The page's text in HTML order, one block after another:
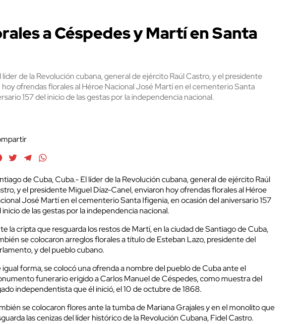
a Céspedes y Martí en Santa
de la Revolución cubana, general de ejército Raúl Castro, y el presidente
ofrendas florales al Héroe Nacional José Martí en el cementerio Santa
157 del inicio de las gestas por la independencia nacional.
FacebookTwitterTelegram
de Cuba, Cuba.- El líder de la Revolución cubana, general de ejército Raúl
y el presidente Miguel Díaz-Canel, enviaron hoy ofrendas florales al Héroe
José Martí en el cementerio Santa Ifigenia, en ocasión del aniversario 157
inicio de las gestas por la independencia nacional.
la cripta que resguarda los restos de Martí, en la ciudad de Santiago de Cuba,
se colocaron arreglos florales a título de Esteban Lazo, presidente del
y del pueblo cubano.
igual forma, se colocó una ofrenda a nombre del pueblo de Cuba ante el
funerario erigido a Carlos Manuel de Céspedes, como muestra del
independentista que él inició, el 10 de octubre de 1868.
se colocaron flores ante la tumba de Mariana Grajales y en el monolito que
las cenizas del líder histórico de la Revolución Cubana, Fidel Castro.